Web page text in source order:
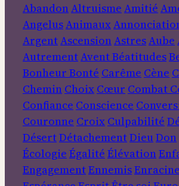
AbandonAltruisme Amitié
AngelusAnimaux
ArgentAscensionAstresAube
AutrementAventBéatitudes
Bonheur Bonté Carême Cène
Chemin Choix Cœur Combat
Confiance Conscience
Couronne Croix Culpabilité
DésertDétachementDieuDon
Écologie Égalité Élévation
EngagementEnnemis